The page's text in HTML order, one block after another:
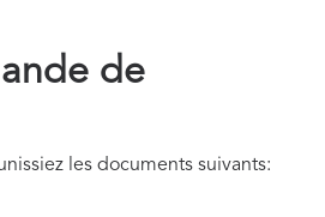
de
les documents suivants: